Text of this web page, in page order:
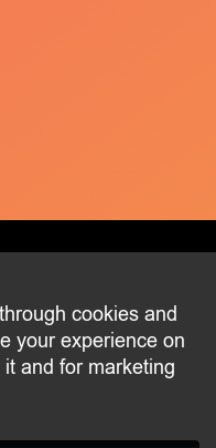
Schlass
Bertrange
cookies and
your experience on
and for marketing